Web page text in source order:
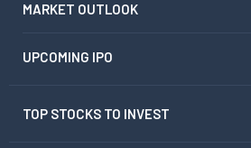
MARKET OUTLOOK
UPCOMING IPO
TOP STOCKS TO INVEST